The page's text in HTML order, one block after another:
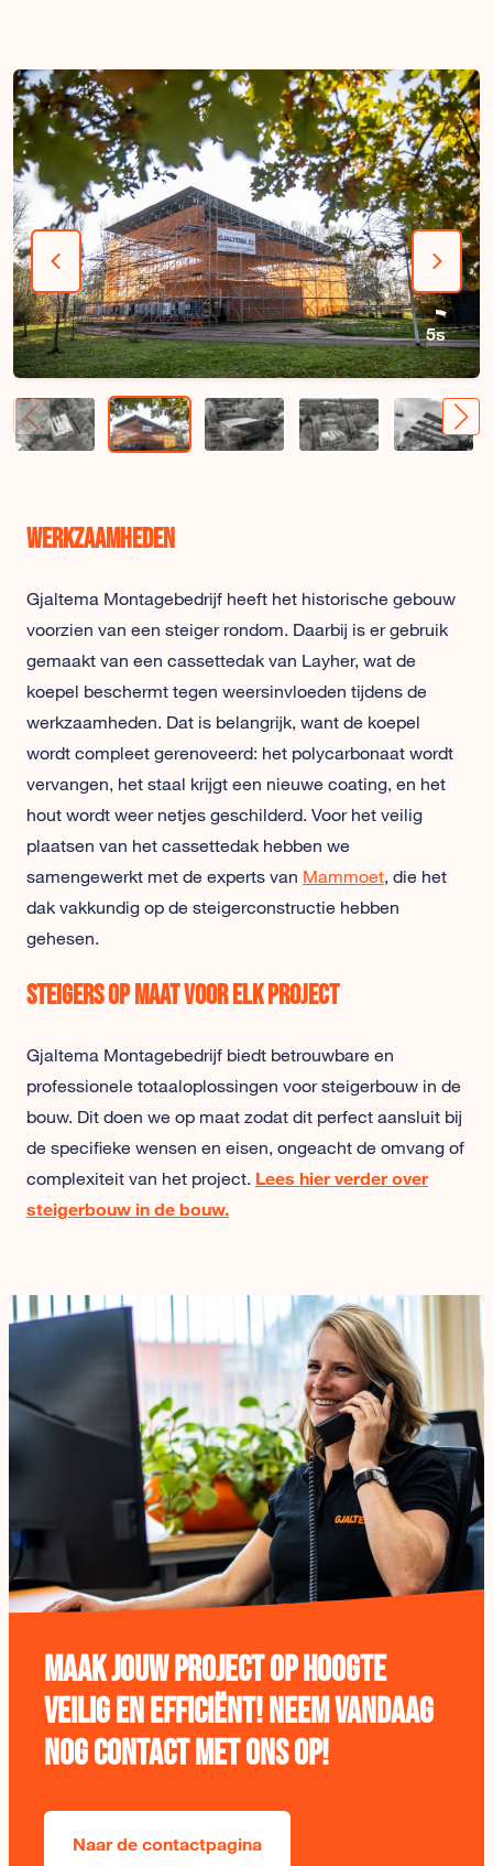
4s
Werkzaamheden
Gjaltema Montagebedrijf heeft het historische gebouw
voorzien van een steiger rondom. Daarbij is er gebruik
gemaakt van een cassettedak van Layher, wat de
koepel beschermt tegen weersinvloeden tijdens de
werkzaamheden. Dat is belangrijk, want de koepel
wordt compleet gerenoveerd: het polycarbonaat wordt
vervangen, het staal krijgt een nieuwe coating, en het
hout wordt weer netjes geschilderd. Voor het veilig
plaatsen van het cassettedak hebben we
samengewerkt met de experts van Mammoet, die het
dak vakkundig op de steigerconstructie hebben
gehesen.
Steigers op maat voor elk project
Gjaltema Montagebedrijf biedt betrouwbare en
professionele totaaloplossingen voor steigerbouw in de
bouw. Dit doen we op maat zodat dit perfect aansluit bij
de specifieke wensen en eisen, ongeacht de omvang of
complexiteit van het project. Lees hier verder over
steigerbouw in de bouw.
Maak jouw project op hoogte
veilig en efficiënt!Neem vandaag
nog contact met ons op!
Naar de contactpagina